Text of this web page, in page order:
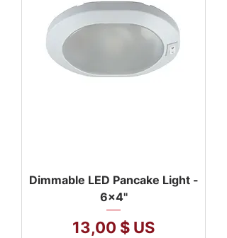
Dimmable LED Pancake Light -
6x4"
Prix
13,00 $ US